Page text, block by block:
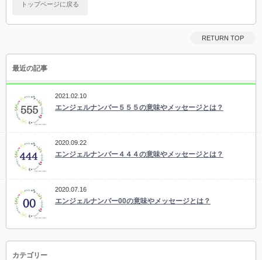
トップページに戻る
RETURN TOP
最近の記事
2021.02.10
エンジェルナンバー５５５の意味やメッセージとは？
2020.09.22
エンジェルナンバー４４４の意味やメッセージとは？
2020.07.16
エンジェルナンバー00の意味やメッセージとは？
カテゴリー